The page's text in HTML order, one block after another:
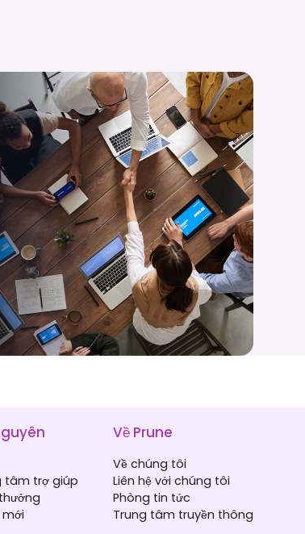
tâm trợ giúp
Về Prune
Về chúng tôi
Liên hệ với chúng tôi
Phòng tin tức
Trung tâm truyền thông